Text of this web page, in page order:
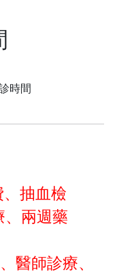
時間
抽血檢
、兩週藥
醫師診療、